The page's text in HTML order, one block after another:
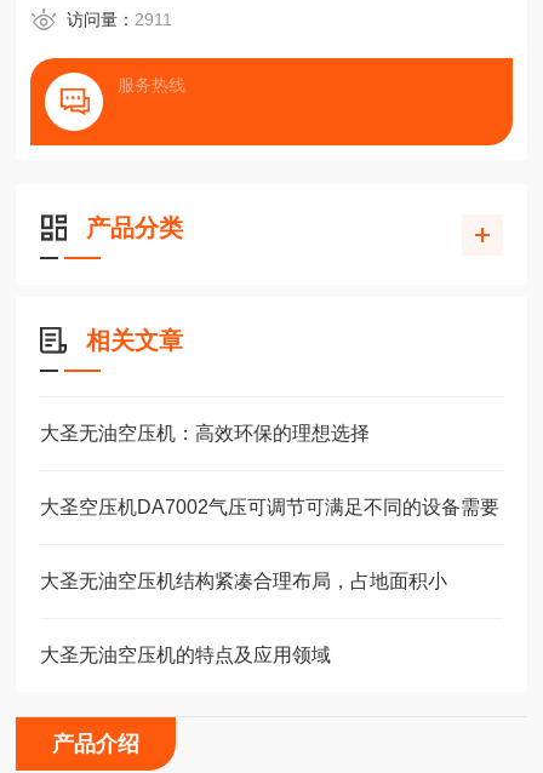
访问量： 2911
服务热线
产品分类
相关文章
大圣无油空压机：高效环保的理想选择
大圣空压机DA7002气压可调节可满足不同的设备需要
大圣无油空压机结构紧凑合理布局，占地面积小
大圣无油空压机的特点及应用领域
产品介绍